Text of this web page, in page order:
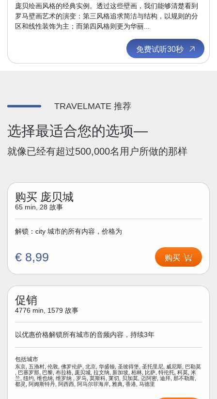
庞贝绘画风格的经典实例。透过这些壁画，我们能够清楚看到
罗马壁画艺术的演变：第三风格追求简洁与结构，以规则的分
区和线性装饰为主；而第四风格则更为华丽...
免费试听30秒
TRAVELMATE 推荐
选择最适合您的选项—
就像已经有超过500,000名用户所做的那样
购买 庞贝城
65 min, 28 故事
解锁：city 城市的所有内容，价格为
€ 8,99 购买
促销
4776 min, 1579 故事
以优惠价格解锁所有城市的音频内容，持续3年
包括城市
东京, 五渔村, 伦敦, 佛罗伦萨, 北京, 华盛顿, 圣彼得堡, 圣托里尼, 威尼斯, 巴勒莫
, 巴塞罗那, 巴黎, 布拉格, 庞贝城, 拉文纳, 新加坡, 柏林, 比萨, 特伦托, 科莫, 米
兰, 纽约, 维也纳, 维罗纳 , 罗马, 莫斯科, 莱切, 贝加莫, 迈阿密, 迪拜, 那不勒斯,
都灵, 阿姆斯特丹, 阿西西, 阿马尔菲海岸, 雅典, 香港, 马德里